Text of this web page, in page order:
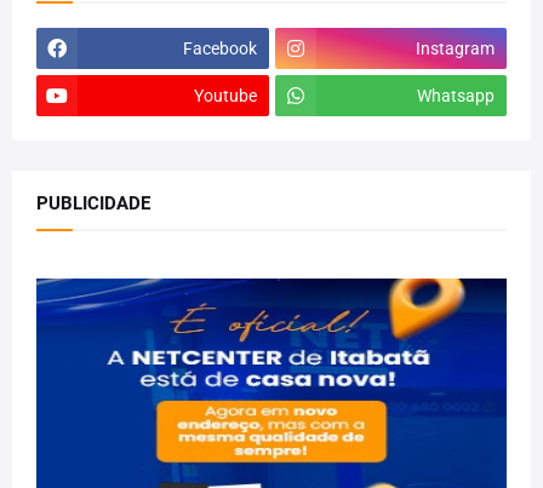
Facebook Instagram
Youtube Whatsapp
PUBLICIDADE